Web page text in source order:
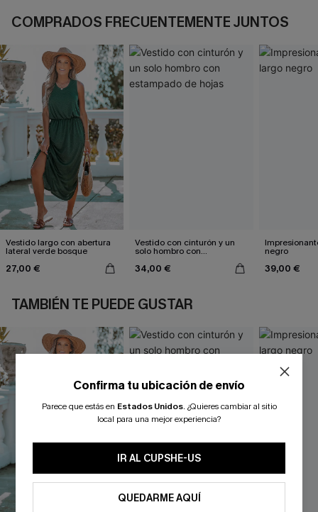
COMPRADOS FRECUENTEMENTE JUNTOS
Vestido largo con abertura
lateral verde bosque
27,00 €
Vestido con cinturón y un
solo hombro con
34,00 €
negro
39,00 €
TAMBIÉN TE PUEDE GUSTAR
Confirma tu ubicación de envío
Parece que estás en Estados Unidos. ¿Quieres cambiar al sitio
local para una mejor experiencia?
IR AL CUPSHE-US
QUEDARME AQUÍ